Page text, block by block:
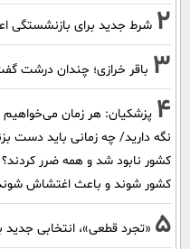
2 شرط جدید برای بازنشستگی
3 باقر خرازی؛ چندان درشت
4 پزشکیان: هر زمان
نگه دارید/ چه زمانی باید دست
کشور نابود شد و همه ضرر کردند؟
کشور شوند و باعث اغتشاش
5 «تجرد قطعی»، انتخابی